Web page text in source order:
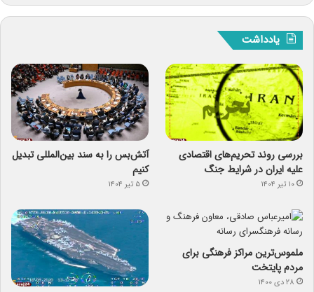
یادداشت
بررسی روند تحریم‌های اقتصادی
علیه ایران در شرایط جنگ
۱۰ تیر ۱۴۰۴
آتش‌بس را به سند بین‌المللی تبدیل
کنیم
۵ تیر ۱۴۰۴
ملموس‌ترین مراکز فرهنگی برای
مردم پایتخت
۲۸ دی ۱۴۰۰